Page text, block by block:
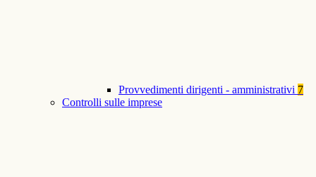
Provvedimenti dirigenti - amministrativi 7
Controlli sulle imprese